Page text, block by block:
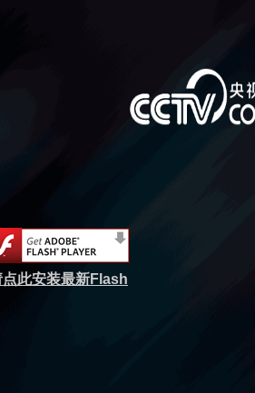
点此安装最新Flash